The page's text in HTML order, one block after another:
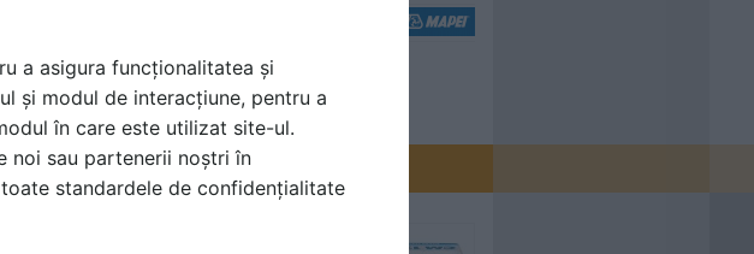
a asigura funcționalitatea și
și modul de interacțiune, pentru a
în care este utilizat site-ul.
noi sau partenerii noștri în
standardele de confidențialitate